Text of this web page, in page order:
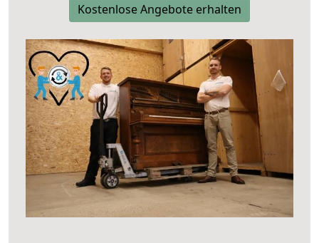
Kostenlose Angebote erhalten